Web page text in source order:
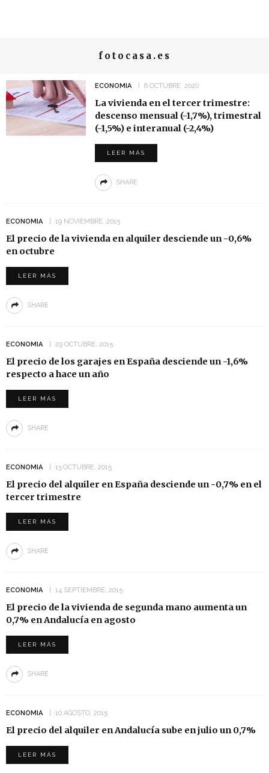
fotocasa.es
ECONOMIA 6 OCTUBRE, 2020
La vivienda en el tercer trimestre:
descenso mensual (-1,7%), trimestral
(-1,5%) e interanual (-2,4%)
LEER MÁS
SHARE
ECONOMIA 19 NOVIEMBRE, 2015
El precio de la vivienda en alquiler desciende un -0,6%
en octubre
LEER MÁS
SHARE
ECONOMIA 29 OCTUBRE, 2015
El precio de los garajes en España desciende un -1,6%
respecto a hace un año
LEER MÁS
SHARE
ECONOMIA 13 OCTUBRE, 2015
El precio del alquiler en España desciende un -0,7% en el
tercer trimestre
LEER MÁS
SHARE
ECONOMIA 14 SEPTIEMBRE, 2015
El precio de la vivienda de segunda mano aumenta un
0,7% en Andalucía en agosto
LEER MÁS
SHARE
ECONOMIA 10 AGOSTO, 2015
El precio del alquiler en Andalucía sube en julio un 0,7%
LEER MÁS